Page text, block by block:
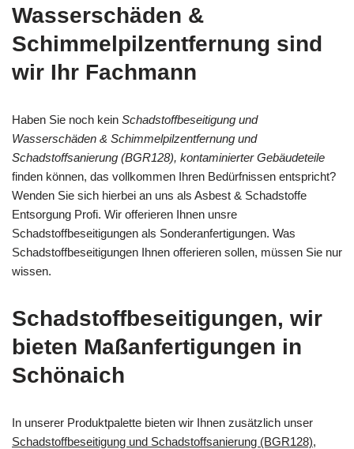
Wasserschäden &
Schimmelpilzentfernung sind
wir Ihr Fachmann
Haben Sie noch kein Schadstoffbeseitigung und
Wasserschäden & Schimmelpilzentfernung und
Schadstoffsanierung (BGR128), kontaminierter Gebäudeteile
finden können, das vollkommen Ihren Bedürfnissen entspricht?
Wenden Sie sich hierbei an uns als Asbest & Schadstoffe
Entsorgung Profi. Wir offerieren Ihnen unsre
Schadstoffbeseitigungen als Sonderanfertigungen. Was
Schadstoffbeseitigungen Ihnen offerieren sollen, müssen Sie nur
wissen.
Schadstoffbeseitigungen, wir
bieten Maßanfertigungen in
Schönaich
In unserer Produktpalette bieten wir Ihnen zusätzlich unser
Schadstoffbeseitigung und Schadstoffsanierung (BGR128),